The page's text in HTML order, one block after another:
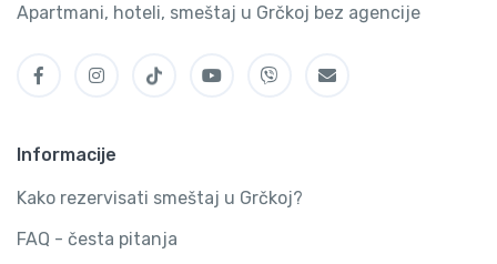
Apartmani, hoteli, smeštaj u Grčkoj bez agencije
Informacije
Kako rezervisati smeštaj u Grčkoj?
FAQ - česta pitanja